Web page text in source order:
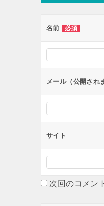
ー
ョ
ン
名前 必須
メール（公開され
サイト
次回のコメン